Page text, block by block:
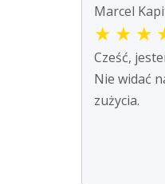
Marcel
★ ★ ★
Cześć,
Nie widać
zużycia.